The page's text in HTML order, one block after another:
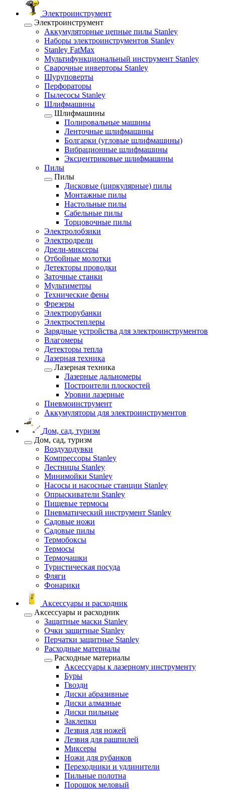
Электроинструмент
Электроинструмент
Аккумуляторные цепные пилы Stanley
Наборы электроинструментов Stanley
Stanley FatMax
Мультифункциональный инструмент Stanley
Сварочные инверторы Stanley
Шуруповерты
Перфораторы
Пылесосы Stanley
Шлифмашины
Шлифмашины
Полировальные машины
Ленточные шлифмашины
Болгарки (угловые шлифмашины)
Вибрационные шлифмашины
Эксцентриковые шлифмашины
Пилы
Пилы
Дисковые (циркулярные) пилы
Монтажные пилы
Настольные пилы
Сабельные пилы
Торцовочные пилы
Электролобзики
Электродрели
Дрели-миксеры
Отбойные молотки
Детекторы проводки
Заточные станки
Мультиметры
Технические фены
Фрезеры
Электрорубанки
Электростеплеры
Зарядные устройства для электроинструментов
Влагомеры
Детекторы тепла
Лазерная техника
Лазерная техника
Лазерные дальномеры
Построители плоскостей
Уровни лазерные
Пневмоинструмент
Аккумуляторы для электроинструментов
Дом, сад, туризм
Дом, сад, туризм
Воздуходувки
Компрессоры Stanley
Лестницы Stanley
Минимойки Stanley
Насосы и насосные станции Stanley
Опрыскиватели Stanley
Пищевые термосы
Пневматический инструмент Stanley
Садовые ножи
Садовые пилы
Термобоксы
Термосы
Термочашки
Туристическая посуда
Фляги
Фонарики
Аксессуары и расходник
Аксессуары и расходник
Защитные маски Stanley
Очки защитные Stanley
Перчатки защитные Stanley
Расходные материалы
Расходные материалы
Аксессуары к лазерному инструменту
Буры
Гвозди
Диски абразивные
Диски алмазные
Диски пильные
Заклепки
Лезвия для ножей
Лезвия для рашпилей
Миксеры
Ножи для рубанков
Переходники и удлинители
Пильные полотна
Порошок меловый